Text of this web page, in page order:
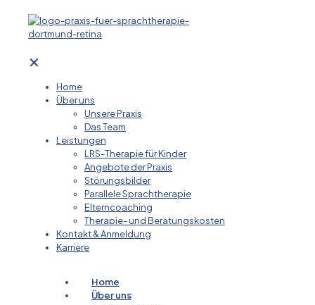
✕
Home
Über uns
Unsere Praxis
Das Team
Leistungen
LRS-Therapie für Kinder
Angebote der Praxis
Störungsbilder
Parallele Sprachtherapie
Elterncoaching
Therapie- und Beratungskosten
Kontakt & Anmeldung
Karriere
Home
Über uns